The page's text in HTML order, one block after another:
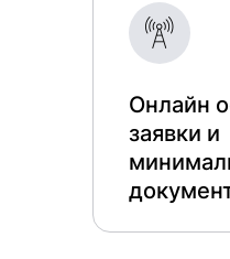
Онлайн
заявки и